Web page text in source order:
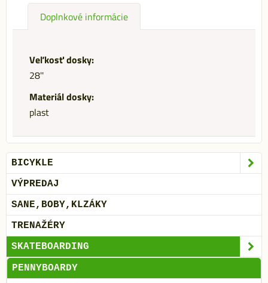
Doplnkové informácie
Veľkosť dosky:
28''
Materiál dosky:
plast
BICYKLE
VÝPREDAJ
SANE,BOBY,KLZÁKY
TRENAŽÉRY
SKATEBOARDING
PENNYBOARDY